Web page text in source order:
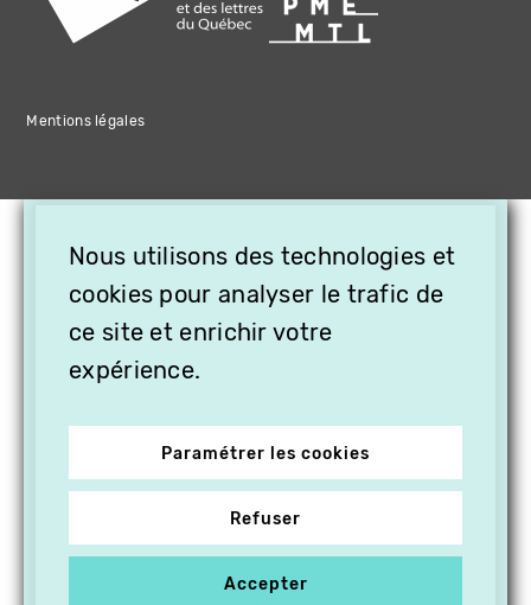
Mentions légales
Nous utilisons des technologies et
cookies pour analyser le trafic de
ce site et enrichir votre
expérience.
Paramétrer les cookies
Refuser
Accepter
OFFREZ LA VIDÉO EN
CADEAU, ABONNEZ VOS
PROCHES À VITHÈQUE !